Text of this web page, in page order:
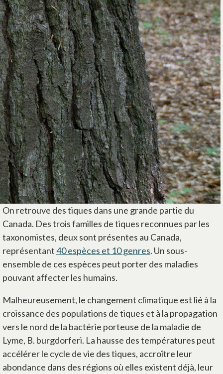
On retrouve des tiques dans une grande partie du
Canada. Des trois familles de tiques reconnues par les
taxonomistes, deux sont présentes au Canada,
représentant40 espèces et 10 genress’ouvre dans un
. Un sous-
ensemble de ces espèces peut porter des maladies
pouvant affecter les humains.
Malheureusement, le changement climatique est lié à la
croissance des populations de tiques et à la propagation
vers le nord de la bactérie porteuse de la maladie de
Lyme, B. burgdorferi. La hausse des températures peut
accélérer le cycle de vie des tiques, accroître leur
abondance dans des régions où elles existent déjà, leur